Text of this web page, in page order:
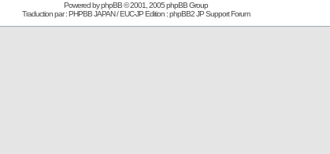
Powered byphpBB© 2001, 2005 phpBB Group
Traduction par : PHPBB JAPAN / EUC-JP Edition :phpBB2 JP Support Forum